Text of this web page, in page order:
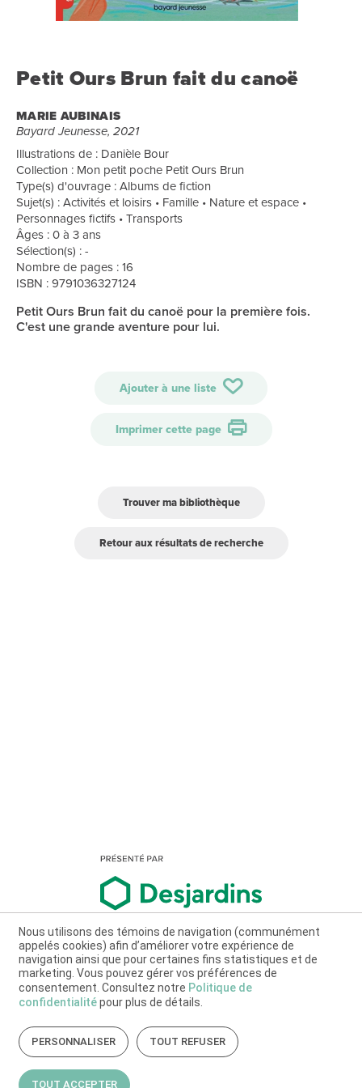
Petit Ours Brun fait du canoë
MARIE AUBINAIS
Bayard Jeunesse, 2021
Illustrations de : Danièle Bour
Collection : Mon petit poche Petit Ours Brun
Type(s) d'ouvrage : Albums de fiction
Sujet(s) : Activités et loisirs • Famille • Nature et espace •
Personnages fictifs • Transports
Âges : 0 à 3 ans
Sélection(s) : -
Nombre de pages : 16
ISBN : 9791036327124
Petit Ours Brun fait du canoë pour la première fois.
C'est une grande aventure pour lui.
Ajouter à une liste
Imprimer cette page
Trouver ma bibliothèque
Retour aux résultats de recherche
Nous utilisons des témoins de navigation (communément
appelés cookies) afin d’améliorer votre expérience de
navigation ainsi que pour certaines fins statistiques et de
marketing. Vous pouvez gérer vos préférences de
consentement. Consultez notre Politique de
confidentialitépour plus de détails.
PERSONNALISER TOUT REFUSER
TOUT ACCEPTER